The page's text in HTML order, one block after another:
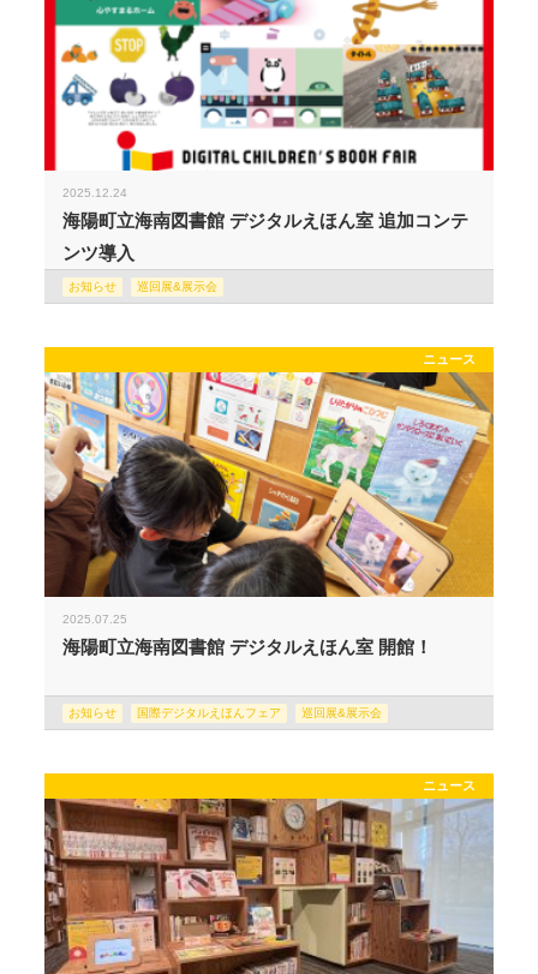
2025.12.24
海陽町立海南図書館 デジタルえほん室 追加コンテ
ンツ導入
お知らせ 巡回展&展示会
ニュース
2025.07.25
海陽町立海南図書館 デジタルえほん室 開館！
お知らせ 国際デジタルえほんフェア 巡回展&展示会
ニュース